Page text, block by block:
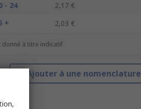
- 24
2,17 €
+
2,03 €
donné à titre indicatif
Ajouter à une nomenclature